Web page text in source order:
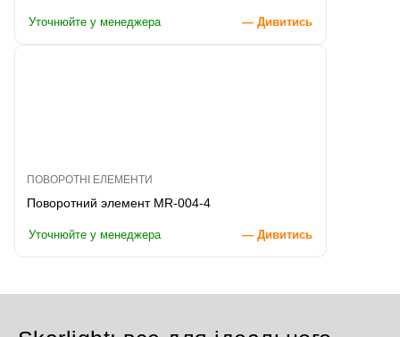
Уточнюйте у менеджера — Дивитись
ПОВОРОТНІ ЕЛЕМЕНТИ
Поворотний элемент MR-004-4
Уточнюйте у менеджера — Дивитись